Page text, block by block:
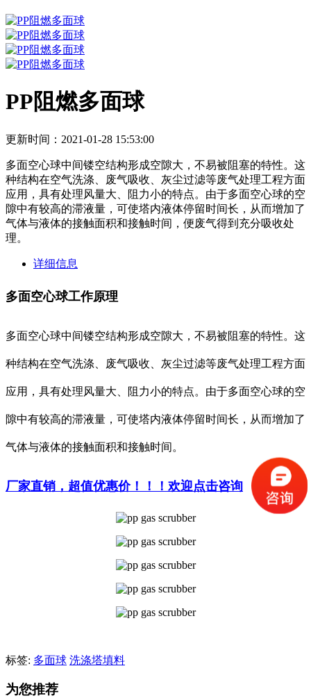
PP阻燃多面球
更新时间：2021-01-28 15:53:00
多面空心球中间镂空结构形成空隙大，不易被阻塞的特性。这
种结构在空气洗涤、废气吸收、灰尘过滤等废气处理工程方面
应用，具有处理风量大、阻力小的特点。由于多面空心球的空
隙中有较高的滞液量，可使塔内液体停留时间长，从而增加了
气体与液体的接触面积和接触时间，便废气得到充分吸收处
理。
详细信息
多面空心球工作原理
多面空心球中间镂空结构形成空隙大，不易被阻塞的特性。这
种结构在空气洗涤、废气吸收、灰尘过滤等废气处理工程方面
应用，具有处理风量大、阻力小的特点。由于多面空心球的空
隙中有较高的滞液量，可使塔内液体停留时间长，从而增加了
气体与液体的接触面积和接触时间。
厂家直销，超值优惠价！！！欢迎点击咨询
标签: 多面球 洗涤塔填料
为您推荐